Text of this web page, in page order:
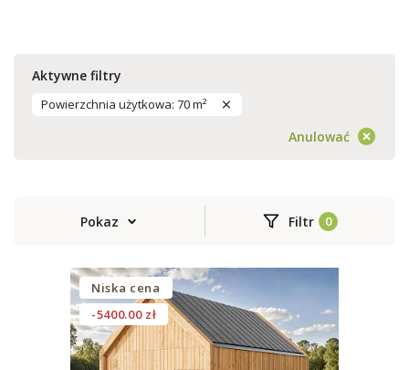
Aktywne filtry
Powierzchnia użytkowa: 70 m²
Anulować
Pokaz Filtr
Niska cena
-5400.00 zł